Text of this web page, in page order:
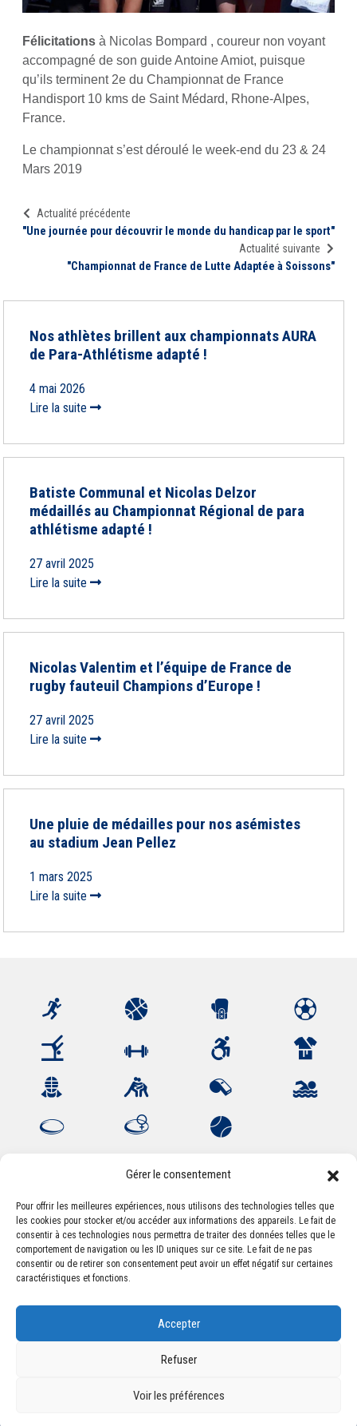
Gérer le consentement
Pour offrir les meilleures expériences, nous utilisons des technologies telles que
les cookies pour stocker et/ou accéder aux informations des appareils. Le fait de
consentir à ces technologies nous permettra de traiter des données telles que le
comportement de navigation ou les ID uniques sur ce site. Le fait de ne pas
consentir ou de retirer son consentement peut avoir un effet négatif sur certaines
caractéristiques et fonctions.
Accepter
Refuser
Voir les préférences
Félicitations à Nicolas Bompard , coureur non voyant
accompagné de son guide Antoine Amiot, puisque
qu’ils terminent 2e du Championnat de France
Handisport 10 kms de Saint Médard, Rhone-Alpes,
France.
Le championnat s’est déroulé le week-end du 23 & 24
Mars 2019
Actualité précédente
"Une journée pour découvrir le monde du handicap par le sport"
Actualité suivante
"Championnat de France de Lutte Adaptée à Soissons"
Nos athlètes brillent aux championnats AURA
de Para-Athlétisme adapté !
4 mai 2026
Lire la suite
Batiste Communal et Nicolas Delzor
médaillés au Championnat Régional de para
athlétisme adapté !
27 avril 2025
Lire la suite
Nicolas Valentim et l’équipe de France de
rugby fauteuil Champions d’Europe !
27 avril 2025
Lire la suite
Une pluie de médailles pour nos asémistes
au stadium Jean Pellez
1 mars 2025
Lire la suite
Association Sportive Montferrandaise
84, boulevard Léon Jouhaux
CS 80221 - 63021 Clermont-Ferrand Cedex 2
accueil@asm-omnisports.com